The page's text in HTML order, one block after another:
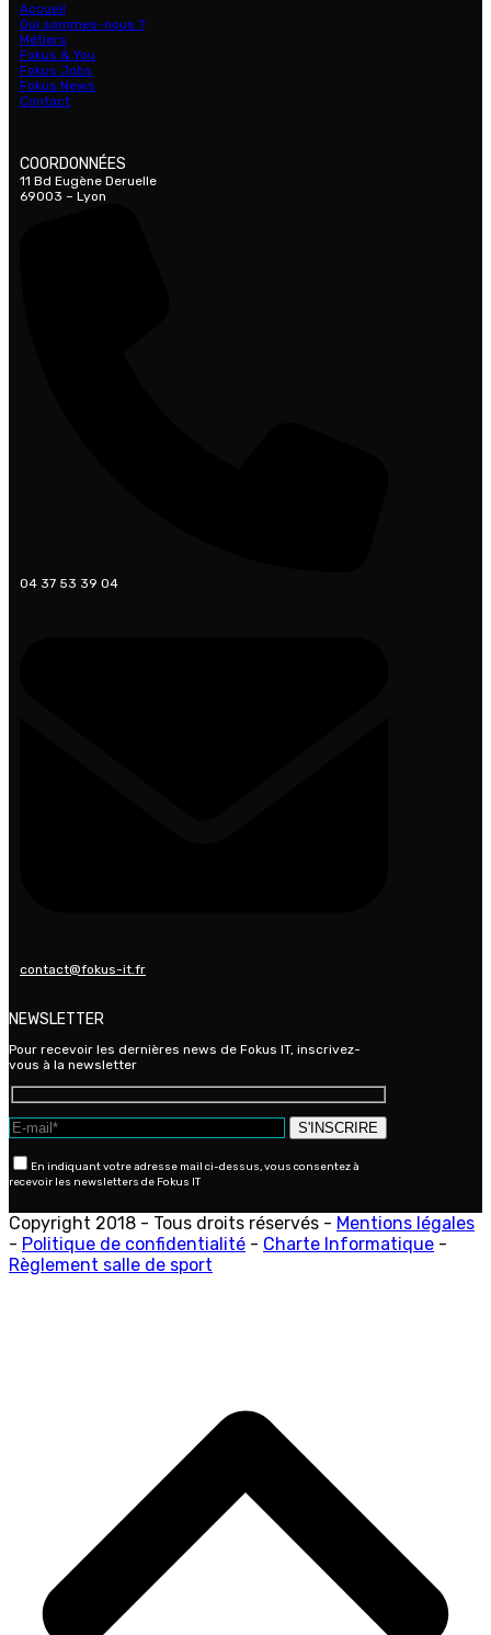
Accueil
Qui sommes-nous ?
Métiers
Fokus & You
Fokus Jobs
Fokus News
Contact
COORDONNÉES
11 Bd Eugène Deruelle
69003 – Lyon
04 37 53 39 04
contact@fokus-it.fr
NEWSLETTER
Pour recevoir les dernières news de Fokus IT, inscrivez-
vous à la newsletter
En indiquant votre adresse mail ci-dessus, vous consentez à
recevoir les newsletters de Fokus IT
Copyright 2018 - Tous droits réservés - Mentions légales
- Politique de confidentialité - Charte Informatique -
Règlement salle de sport